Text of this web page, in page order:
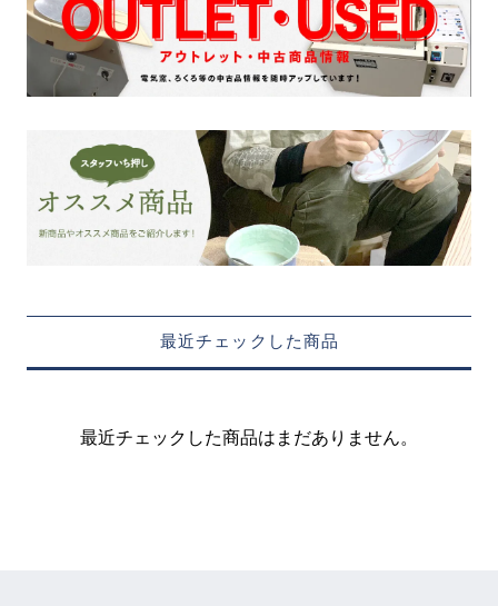
最近チェックした商品
最近チェックした商品はまだありません。